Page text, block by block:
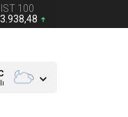
100